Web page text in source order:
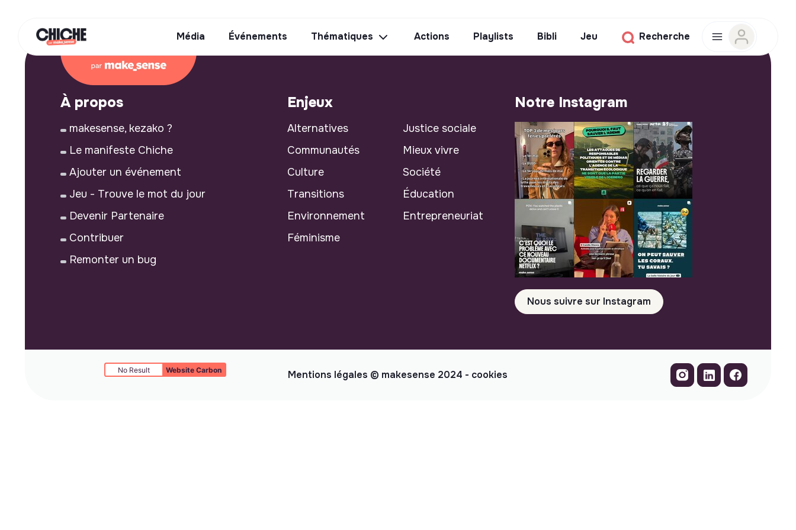
Média Événements Thématiques Actions Playlists Bibli Jeu Recherche
À propos
makesense, kezako ?
Le manifeste Chiche
Ajouter un événement
Jeu - Trouve le mot du jour
Devenir Partenaire
Contribuer
Remonter un bug
Enjeux
Alternatives
Communautés
Culture
Transitions
Environnement
Féminisme
Justice sociale
Mieux vivre
Société
Éducation
Entrepreneuriat
Notre Instagram
Nous suivre sur Instagram
No Result Website Carbon Mentions légales © makesense 2024 - cookies